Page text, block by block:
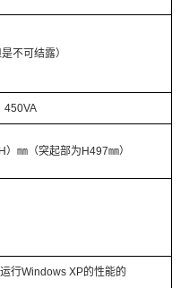
不可结露）
450VA
）㎜ （突起部为 H497㎜）
行Windows XP的性能的